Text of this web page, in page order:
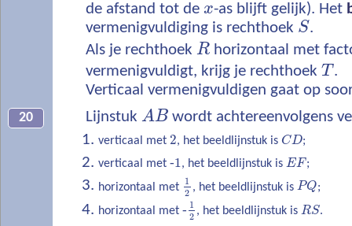
de afstand tot de x-as blijft gelijk). Het
vermenigvuldiging is rechthoek S.
Als je rechthoek R horizontaal met
vermenigvuldigt, krijg je rechthoek T .
Verticaal vermenigvuldigen gaat op
20 Lijnstuk AB wordt achtereenvolgens
verticaal met 2, het beeldlijnstuk is CD;
verticaal met ‐1, het beeldlijnstuk is EF;
horizontaal met 1
2 , het beeldlijnstuk is PQ;
horizontaal met ‐ 1
2 , het beeldlijnstuk isRS.